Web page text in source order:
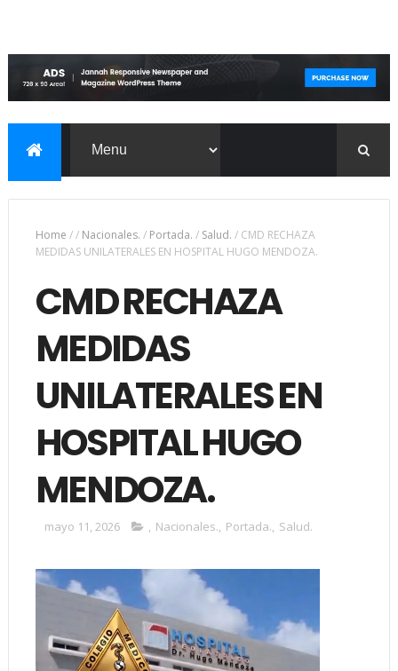
Home // Nacionales. / Portada. / Salud. / CMD RECHAZA
MEDIDAS UNILATERALES EN HOSPITAL HUGO MENDOZA.
CMD RECHAZA
MEDIDAS
UNILATERALES EN
HOSPITAL HUGO
MENDOZA.
mayo 11, 2026 , Nacionales., Portada., Salud.